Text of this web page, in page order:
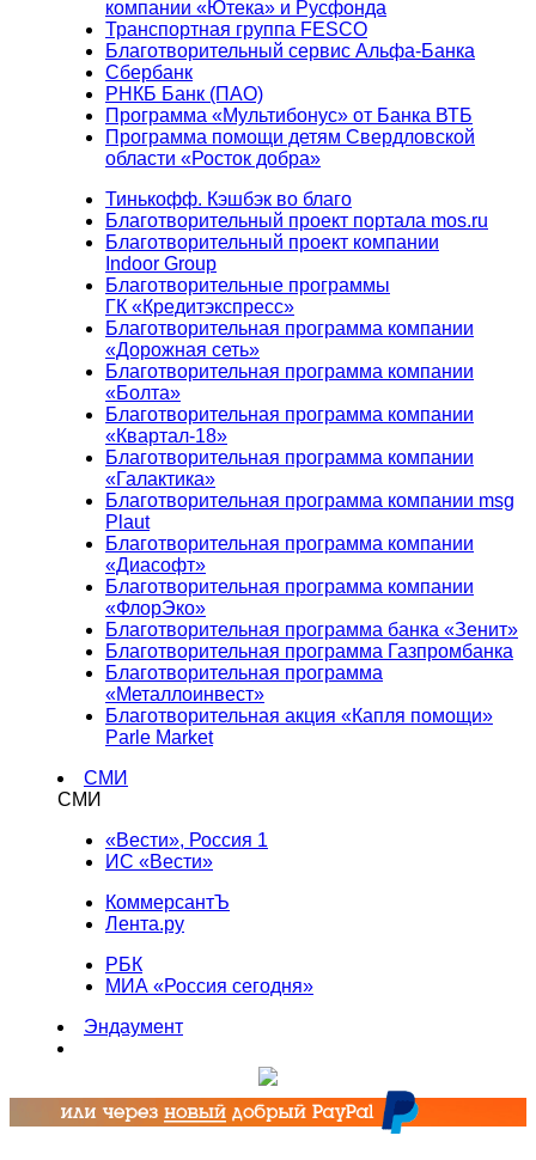
компании «Ютека» и Русфонда
Транспортная группа FESCO
Благотворительный сервис Альфа-Банка
Сбербанк
РНКБ Банк (ПАО)
Программа «Мультибонус» от Банка ВТБ
Программа помощи детям Свердловской
области «Росток добра»
Тинькофф. Кэшбэк во благо
Благотворительный проект портала mos.ru
Благотворительный проект компании
Indoor Group
Благотворительные программы
ГК «Кредитэкспресс»
Благотворительная программа компании
«Дорожная сеть»
Благотворительная программа компании
«Болта»
Благотворительная программа компании
«Квартал-18»
Благотворительная программа компании
«Галактика»
Благотворительная программа компании msg
Plaut
Благотворительная программа компании
«Диасофт»
Благотворительная программа компании
«ФлорЭко»
Благотворительная программа банка «Зенит»
Благотворительная программа Газпромбанка
Благотворительная программа
«Металлоинвест»
Благотворительная акция «Капля помощи»
Parle Market
СМИ
СМИ
«Вести», Россия 1
ИС «Вести»
КоммерсантЪ
Лента.ру
РБК
МИА «Россия сегодня»
Эндаумент